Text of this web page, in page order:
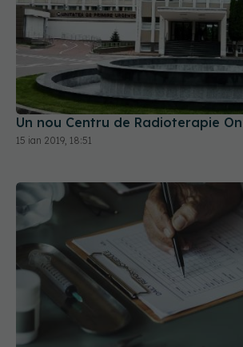
Un nou Centru de Radioterapie
15 ian 2019, 18:51